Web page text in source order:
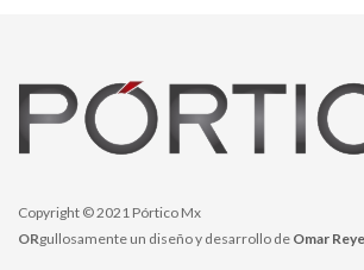
Copyright © 2021 Pórtico Mx
ORgullosamente un diseño y desarrollo de Omar